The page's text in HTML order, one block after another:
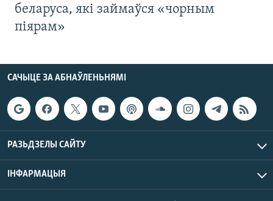
беларуса, які займаўся «чорным
піярам»
САЧЫЦЕ ЗА АБНАЎЛЕНЬНЯМІ
РАЗЬДЗЕЛЫ САЙТУ
ІНФАРМАЦЫЯ